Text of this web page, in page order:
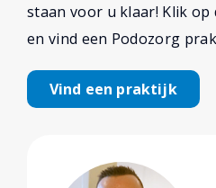
staan voor u klaar! Klik
en vind een Podozorg
Vind een praktijk